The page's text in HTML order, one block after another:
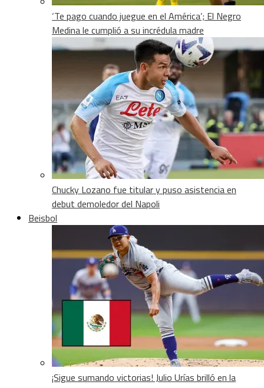
‘Te pago cuando juegue en el América’; El Negro
Medina le cumplió a su incrédula madre
Chucky Lozano fue titular y puso asistencia en
debut demoledor del Napoli
Beisbol
¡Sigue sumando victorias! Julio Urías brilló en la